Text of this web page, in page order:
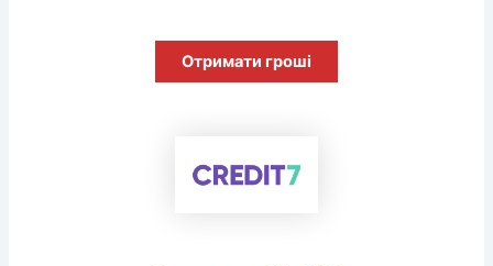
Отримати гроші